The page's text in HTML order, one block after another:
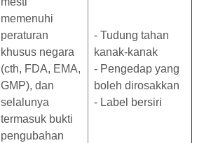
memenuhi
peraturan
khusus negara
(cth, FDA, EMA,
GMP), dan
selalunya
termasuk bukti
pengubahan
- Tudung tahan
kanak-kanak
- Pengedap yang
boleh dirosakkan
- Label bersiri